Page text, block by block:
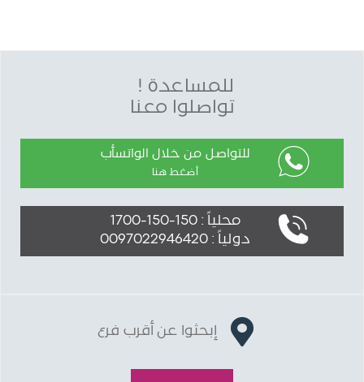
للمساعدة !
تواصلوا معنا
للتواصل من خلال الواتسأب
أضغط هنا
محلياً : 150-150-1700
دولياً : 0097022946420
إبحثوا عن أقرب فرع